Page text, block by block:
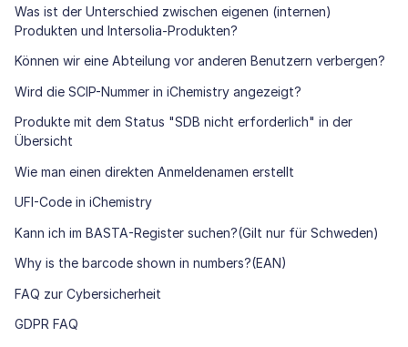
Was ist der Unterschied zwischen eigenen (internen)
Produkten und Intersolia-Produkten?
Können wir eine Abteilung vor anderen Benutzern verbergen?
Wird die SCIP-Nummer in iChemistry angezeigt?
Produkte mit dem Status "SDB nicht erforderlich" in der
Übersicht
Wie man einen direkten Anmeldenamen erstellt
UFI-Code in iChemistry
Kann ich im BASTA-Register suchen?(Gilt nur für Schweden)
Why is the barcode shown in numbers?(EAN)
FAQ zur Cybersicherheit
GDPR FAQ